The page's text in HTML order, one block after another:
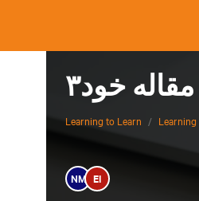
Learning to Learn /
NM EI